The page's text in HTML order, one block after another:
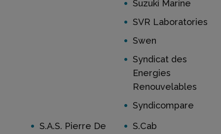
Suzuki Marine
SVR Laboratories
Swen
Syndicat des
Energies
Renouvelables
Syndicompare
S.A.S. Pierre De
S.Cab